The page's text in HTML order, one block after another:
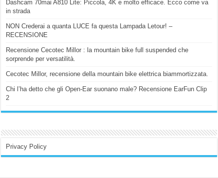
Dashcam 70mai A810 Lite: Piccola, 4K e molto efficace. Ecco come va
in strada
NON Crederai a quanta LUCE fa questa Lampada Letour! –
RECENSIONE
Recensione Cecotec Millor : la mountain bike full suspended che
sorprende per versatilità.
Cecotec Millor, recensione della mountain bike elettrica biammortizzata.
Chi l’ha detto che gli Open-Ear suonano male? Recensione EarFun Clip
2
Privacy Policy